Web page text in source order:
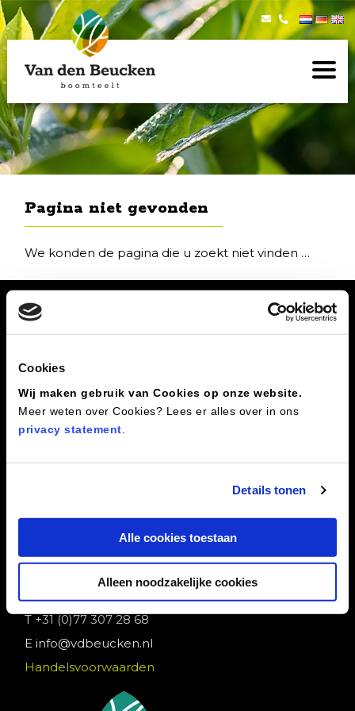
Cookies
Wij maken gebruik van Cookies op onze website.
Meer weten over Cookies? Lees er alles over in ons
privacy statement
Details tonen
Alle cookies toestaan
Alleen noodzakelijke cookies
Pagina niet gevonden
We konden de pagina die u zoekt niet vinden …
Menu
Home
Assortiment
Onze kwekerij
Over Ons
Contact
M+31 (0)6 29 13 66 63
T+31 (0)77 307 28 68
E info@vdbeucken.nl
Handelsvoorwaarden